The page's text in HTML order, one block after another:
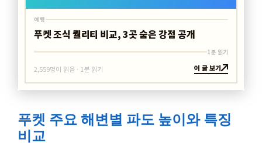
여행
푸켓 조식 퀄리티 비교, 3곳 숨은 강점 공개
1분 읽기
2,559명이 읽음 · 1분 읽기 이 글 보기
푸켓 주요 해변별 파도 높이와 특징
비교